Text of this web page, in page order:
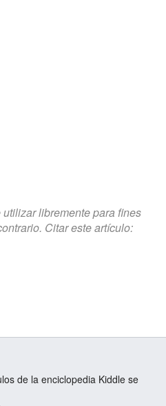
libremente para fines
Citar este artículo:
de la enciclopedia Kiddle se